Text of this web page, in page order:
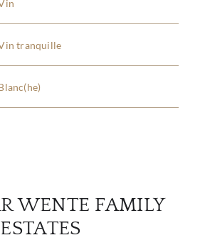
tranquille
WENTE FAMILY
ESTATES